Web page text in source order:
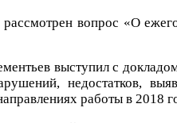
вопрос «О
выступил с
недостатков,
работы в 2018